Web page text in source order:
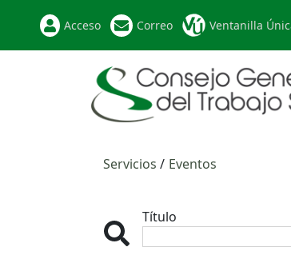
Acceso Correo Ventanilla
Servicios Eventos
Título